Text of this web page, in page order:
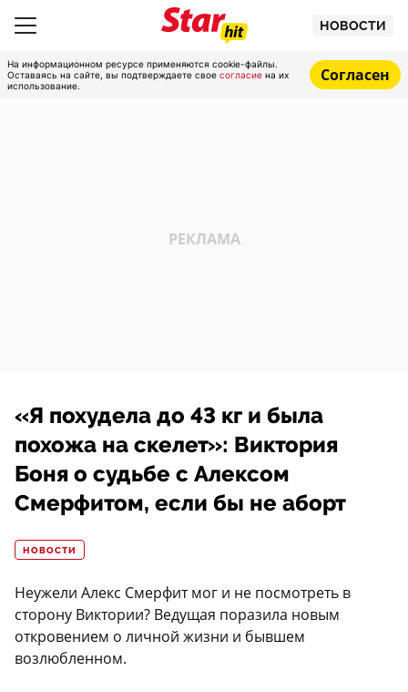
НОВОСТИ
На информационном ресурсе применяются cookie-файлы.
Оставаясь на сайте, вы подтверждаете свое согласие на их
использование.
Согласен
«Я похудела до 43 кг и была
похожа на скелет»: Виктория
Боня о судьбе с Алексом
Смерфитом, если бы не аборт
НОВОСТИ
Неужели Алекс Смерфит мог и не посмотреть в
сторону Виктории? Ведущая поразила новым
откровением о личной жизни и бывшем
возлюбленном.